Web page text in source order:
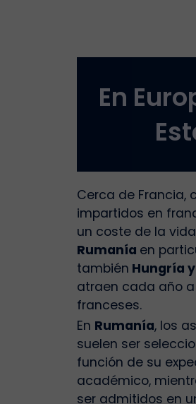
En
Cerca de Francia,
impartidos en
un coste de la
Rumanía en
también Hungría
atraen cada año
franceses.
En Rumanía, los
suelen ser
función de su
académico,
ser admitidos en